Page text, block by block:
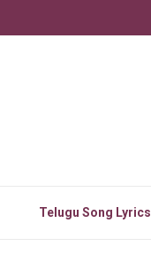
Telugu Song Lyrics